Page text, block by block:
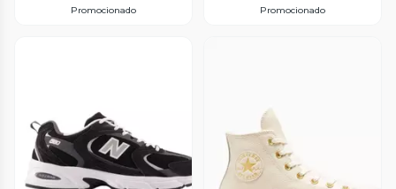
Promocionado
Promocionado